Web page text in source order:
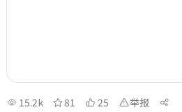
15.2k 81 25 举报